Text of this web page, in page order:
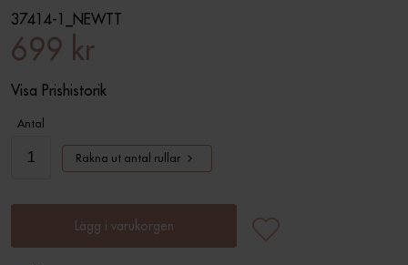
37414-1_NEWTT
699 kr
Visa Prishistorik
Antal
Räkna ut antal rullar
Lägg i varukorgen